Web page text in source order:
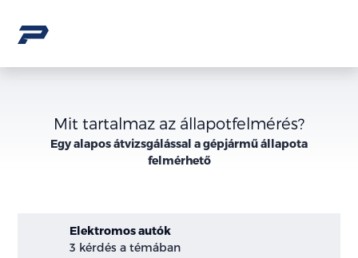
Mit tartalmaz az állapotfelmérés?
Egy alapos átvizsgálással a gépjármű állapota
felmérhető
Elektromos autók
3 kérdés a témában